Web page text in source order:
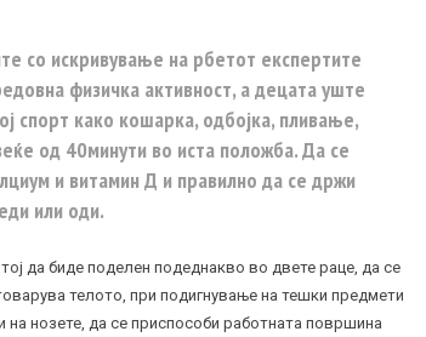
со искривување на рбетот експертите
физичка активност, а децата уште
спорт како кошарка, одбојка, пливање,
од 40минути во иста положба. Да се
и витамин Д и правилно да се држи
или оди.
да биде поделен подеднакво во двете раце, да се
телото, при подигнување на тешки предмети
на нозете, да се приспособи работната површина